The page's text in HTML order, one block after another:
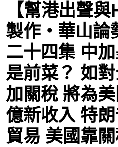
觀點
博客
投票
視頻
【幫港出聲
製作‧華山論
二十四集 中
是前菜？ 如
加關稅 將為
億新收入 特
貿易 美國靠